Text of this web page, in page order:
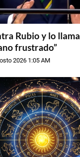
Rubio y lo llama
frustrado”
2026 1:05 AM